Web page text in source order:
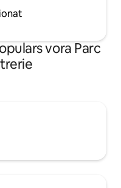
vora Parc